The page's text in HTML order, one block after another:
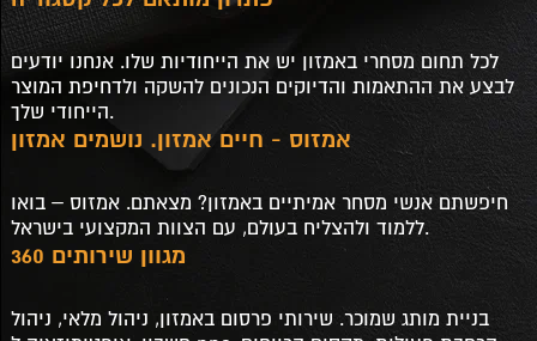
לכל תחום מסחרי באמזון יש את הייחודיות שלו. אנחנו יודעים
לבצע את ההתאמות והדיוקים הנכונים להשקה ולדחיפת המוצר
הייחודי שלך.
אמזוס - חיים אמזון. נושמים אמזון
חיפשתם אנשי מסחר אמיתיים באמזון? מצאתם. אמזוס – בואו
ללמוד ולהצליח בעולם, עם הצוות המקצועי בישראל.
מגוון שירותים 360
בניית מותג שמוכר. שירותי פרסום באמזון, ניהול מלאי, ניהול